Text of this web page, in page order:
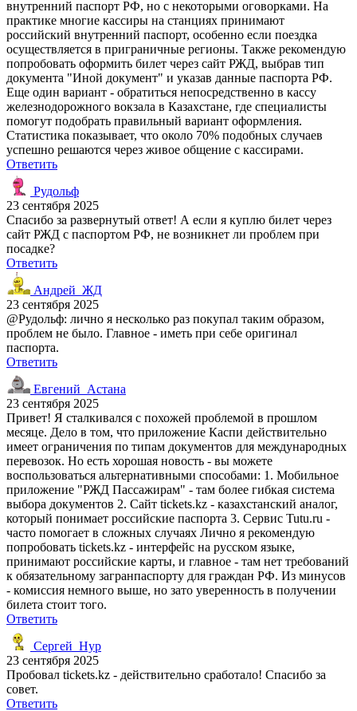
внутренний паспорт РФ, но с некоторыми оговорками. На
практике многие кассиры на станциях принимают
российский внутренний паспорт, особенно если поездка
осуществляется в приграничные регионы. Также рекомендую
попробовать оформить билет через сайт РЖД, выбрав тип
документа "Иной документ" и указав данные паспорта РФ.
Еще один вариант - обратиться непосредственно в кассу
железнодорожного вокзала в Казахстане, где специалисты
помогут подобрать правильный вариант оформления.
Статистика показывает, что около 70% подобных случаев
успешно решаются через живое общение с кассирами.
Ответить
Рудольф
23 сентября 2025
Спасибо за развернутый ответ! А если я куплю билет через
сайт РЖД с паспортом РФ, не возникнет ли проблем при
посадке?
Ответить
Андрей_ЖД
23 сентября 2025
@Рудольф: лично я несколько раз покупал таким образом,
проблем не было. Главное - иметь при себе оригинал
паспорта.
Ответить
Евгений_Астана
23 сентября 2025
Привет! Я сталкивался с похожей проблемой в прошлом
месяце. Дело в том, что приложение Каспи действительно
имеет ограничения по типам документов для международных
перевозок. Но есть хорошая новость - вы можете
воспользоваться альтернативными способами: 1. Мобильное
приложение "РЖД Пассажирам" - там более гибкая система
выбора документов 2. Сайт tickets.kz - казахстанский аналог,
который понимает российские паспорта 3. Сервис Tutu.ru -
часто помогает в сложных случаях Лично я рекомендую
попробовать tickets.kz - интерфейс на русском языке,
принимают российские карты, и главное - там нет требований
к обязательному загранпаспорту для граждан РФ. Из минусов
- комиссия немного выше, но зато уверенность в получении
билета стоит того.
Ответить
Сергей_Нур
23 сентября 2025
Пробовал tickets.kz - действительно сработало! Спасибо за
совет.
Ответить